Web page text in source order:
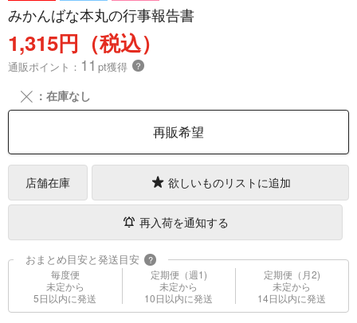
みかんばな本丸の行事報告書
1,315円（税込）
通販ポイント： 11 pt獲得 ？
╳ ：在庫なし
再販希望
店舗在庫 欲しいものリストに追加
再入荷を通知する
おまとめ目安と発送目安 ?
毎度便
未定から
5日以内に発送
定期便（週1)
未定から
10日以内に発送
定期便（月2)
未定から
14日以内に発送